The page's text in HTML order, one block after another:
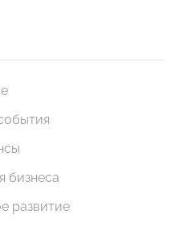
бизнеса
развитие